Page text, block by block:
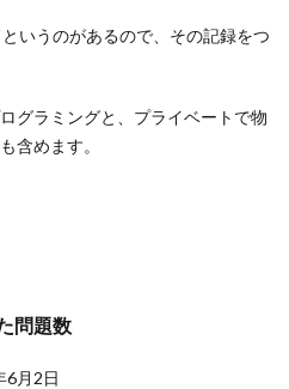
いうのがあるので、その記録をつ
グラミングと、プライベートで物
含めます。
問題数
6月2日